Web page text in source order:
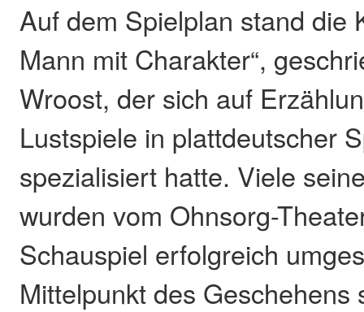
Auf dem Spielplan stand die
Mann mit Charakter“,
Wroost, der sich auf
Lustspiele in plattdeutscher
spezialisiert hatte. Viele
wurden vom Ohnsorg-
Schauspiel erfolgreich
Mittelpunkt des Geschehens